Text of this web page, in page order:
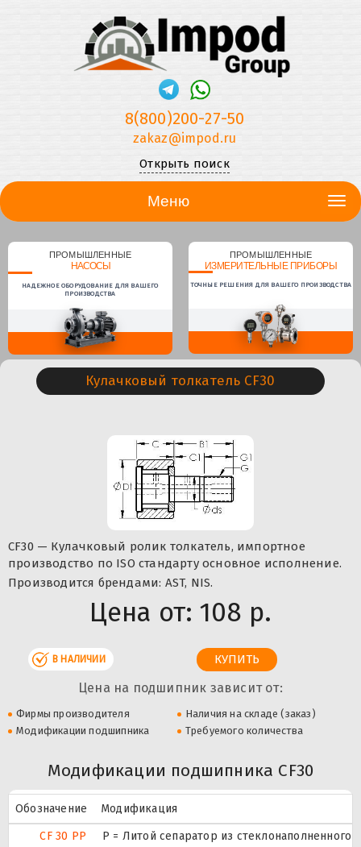
8(800)200-27-50
zakaz@impod.ru
Открыть поиск
Меню
ПРОМЫШЛЕННЫЕ
НАСОСЫ
НАДЕЖНОЕ ОБОРУДОВАНИЕ ДЛЯ ВАШЕГО
ПРОИЗВОДСТВА
ПРОМЫШЛЕННЫЕ
ИЗМЕРИТЕЛЬНЫЕ ПРИБОРЫ
ТОЧНЫЕ РЕШЕНИЯ ДЛЯ ВАШЕГО ПРОИЗВОДСТВА
Кулачковый толкатель CF30
CF30 — Кулачковый ролик толкатель, импортное
производство по ISO стандарту основное исполнение.
Производится брендами: AST, NIS.
Цена от: 108 р.
В НАЛИЧИИ
Цена на подшипник зависит от:
Фирмы производителя
Наличия на складе (заказ)
Модификации подшипника
Требуемого количества
Модификации подшипника CF30
Обозначение
Модификация
CF 30 PP
P = Литой сепаратор из